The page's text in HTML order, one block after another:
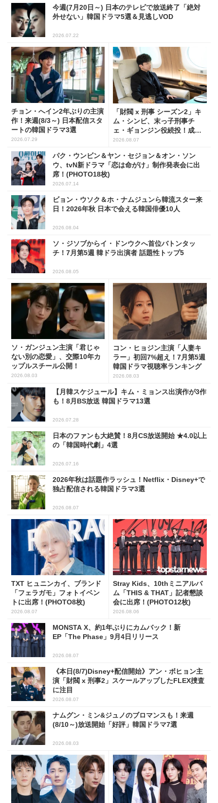
今週(7月20日～) 日本のテレビで放送終了「絶対
外せない」韓国ドラマ5選＆見逃しVOD
2026.07.22
チョン・へイン2年ぶりの主演
作！来週(8/3～) 日本配信スタ
ートの韓国ドラマ3選
2026.07.29
「財閥 x 刑事 シーズン2」キ
ム・シンビ、末っ子刑事チ
ェ・ギョンジン役続投！成長
した姿に注目
2026.08.07
パク・ウンビン＆ヤン・セジョン＆オン・ソン
ウ、tvN新ドラマ「恋は命がけ」制作発表会に出
席！(PHOTO18枚)
2026.07.14
ビョン・ウソク＆ホ・ナムジュンら韓流スター来
日！2026年秋 日本で会える韓国俳優10人
2026.08.04
ソ・ジソブからイ・ドンウクへ首位バトンタッ
チ！7月第5週 韓ドラ出演者 話題性トップ5
2026.08.05
ソ・ガンジュン主演「君じゃ
ない別の恋愛」、交際10年カ
ップルスチール公開！
2026.08.03
コン・ヒョジン主演「人妻キ
ラー」初回7%超え！7月第5週
韓国ドラマ視聴率ランキング
2026.08.03
【月韓スケジュール】キム・ミョンス出演作が3作
も！8月BS放送 韓国ドラマ13選
2026.07.28
日本のファンも大絶賛！8月CS放送開始 ★4.0以上
の「韓国時代劇」4選
2026.07.16
2026年秋は話題作ラッシュ！Netflix・Disney+で
独占配信される韓国ドラマ3選
2026.08.07
TXT ヒュニンカイ、ブランド
「フェラガモ」フォトイベン
トに出席！(PHOTO8枚)
2026.08.07
Stray Kids、10thミニアルバ
ム「THIS & THAT」記者懇談
会に出席！(PHOTO12枚)
2026.08.06
MONSTA X、約1年ぶりにカムバック！新
EP「The Phase」9月4日リリース
2026.08.07
《本日(8/7)Disney+配信開始》アン・ボヒョン主
演「財閥 x 刑事2」スケールアップしたFLEX捜査
に注目
2026.08.07
ナムグン・ミン&ジュノのブロマンスも！来週
(8/10～)放送開始「好評」韓国ドラマ7選
2026.08.03